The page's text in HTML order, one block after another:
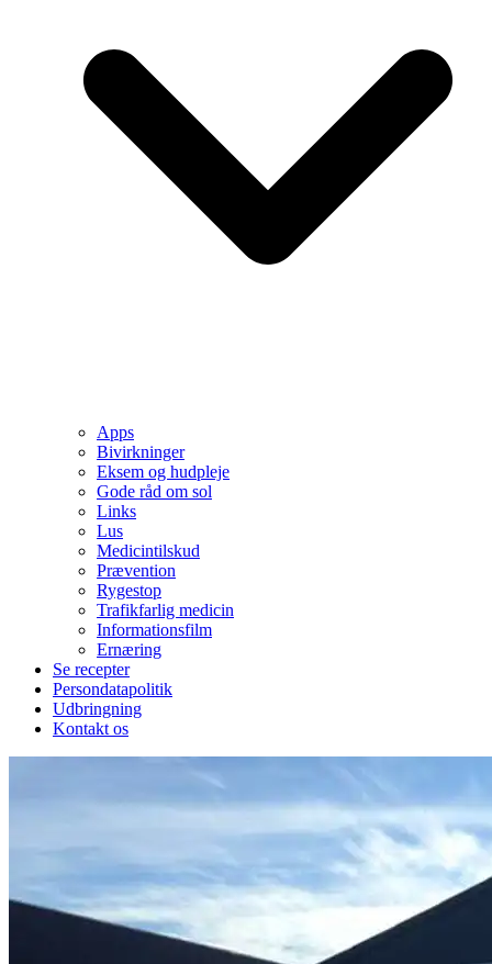
Apps
Bivirkninger
Eksem og hudpleje
Gode råd om sol
Links
Lus
Medicintilskud
Prævention
Rygestop
Trafikfarlig medicin
Informationsfilm
Ernæring
Se recepter
Persondatapolitik
Udbringning
Kontakt os